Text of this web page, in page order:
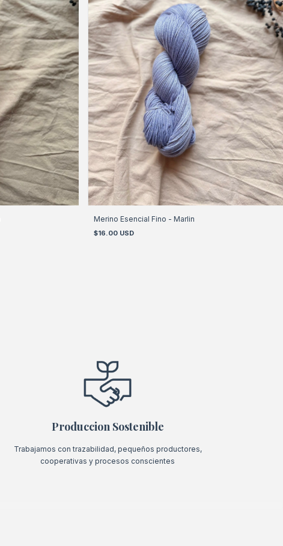
Merino Esencial Fino - Marlin
$16.00 USD
Produccion Sostenible
Trabajamos con trazabilidad, pequeños productores,
cooperativas y procesos conscientes